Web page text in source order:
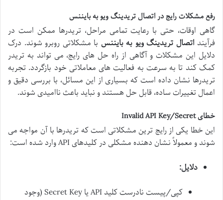
رفع مشکلات رایج در اتصال تریدینگ ویو به بایننس
گاهی اوقات، حتی با رعایت تمامی مراحل، تریدرها ممکن است در
فرآیند اتصال تریدینگ ویو به بایننس با مشکلاتی روبرو شوند. درک
دلایل این مشکلات و آگاهی از راه حل های رایج، می تواند به تریدر
کمک کند تا به سرعت به فعالیت های معاملاتی خود بازگردد. تجربه
تریدرها نشان داده است که بسیاری از این مسائل، با بررسی دقیق و
اعمال تغییرات ساده، قابل حل هستند و نباید باعث ناامیدی شوند.
خطای Invalid API Key/Secret
این خطا یکی از رایج ترین مشکلاتی است که تریدرها با آن مواجه می
شوند و معمولاً نشان دهنده مشکلی در کلیدهای API وارد شده است:
دلایل:
کپی/پیست نادرست کلید API یا Secret Key (وجود